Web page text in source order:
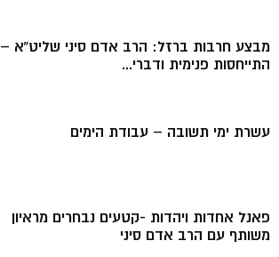
מבצע חרבות ברזל: הרב אדם סיני שליט”א –
התייחסות פנימית ודברי...
עשרת ימי תשובה – עבודת הימים
פאנל אחדות ויהדות -קטעים נבחרים מראיון
משותף עם הרב אדם סיני